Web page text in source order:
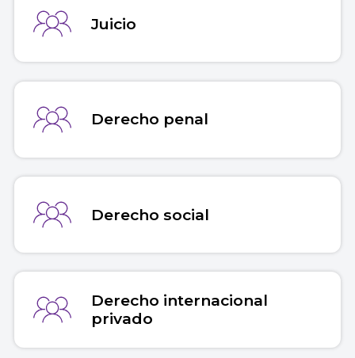
Juicio
Derecho penal
Derecho social
Derecho internacional
privado